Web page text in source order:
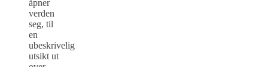
åpner
verden
seg, til
en
ubeskrivelig
utsikt ut